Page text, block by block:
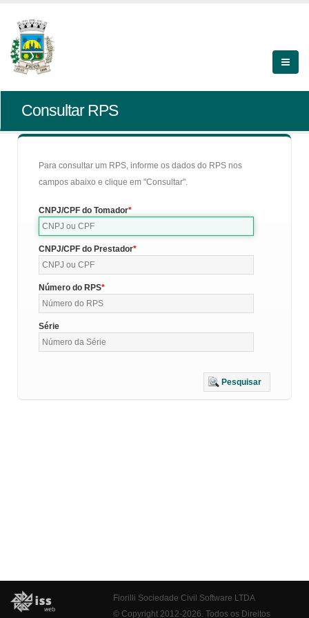
Consultar RPS
Para consultar um RPS, informe os dados do RPS nos
campos abaixo e clique em "Consultar".
CNPJ/CPF do Tomador
CNPJ/CPF do Prestador
Número do RPS
Série
Pesquisar
Fiorilli Sociedade Civil Software LTDA
© Copyright 2012-2026. Todos os Direitos